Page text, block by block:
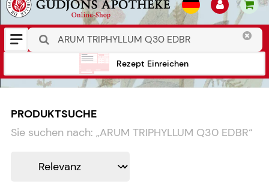
Rezept Einreichen
PRODUKTSUCHE
Sie suchen nach: „ARUM TRIPHYLLUM Q30 EDBR“